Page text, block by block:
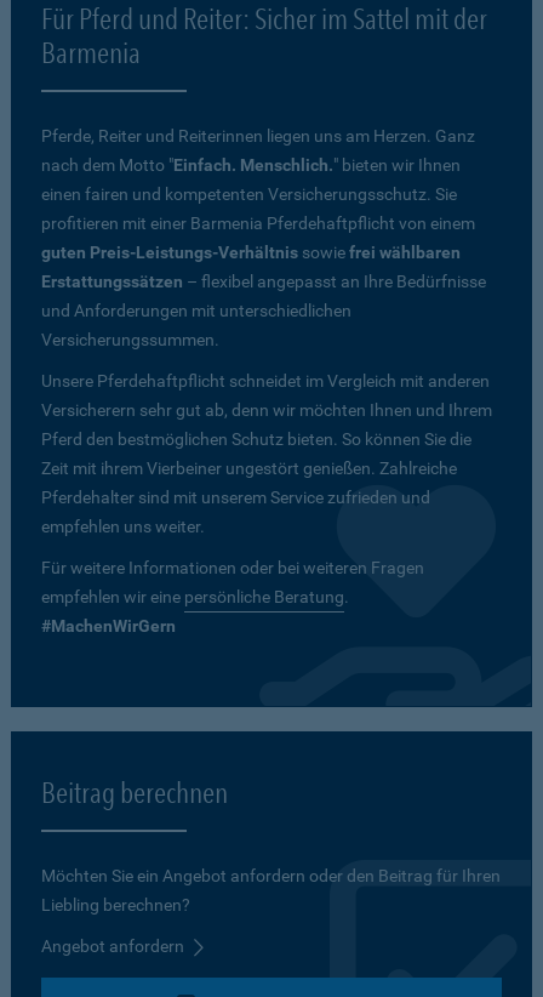
Für Pferd und Reiter: Sicher im Sattel mit der
Barmenia
Pferde, Reiter und Reiterinnen liegen uns am Herzen. Ganz
nach dem Motto "Einfach. Menschlich." bieten wir Ihnen
einen fairen und kompetenten Versicherungsschutz. Sie
profitieren mit einer Barmenia Pferdehaftpflicht von einem
guten Preis-Leistungs-Verhältnis sowiefrei wählbaren
Erstattungssätzen – flexibel angepasst an Ihre Bedürfnisse
und Anforderungen mit unterschiedlichen
Versicherungssummen.
Unsere Pferdehaftpflicht schneidet im Vergleich mit anderen
Versicherern sehr gut ab, denn wir möchten Ihnen und Ihrem
Pferd den bestmöglichen Schutz bieten. So können Sie die
Zeit mit ihrem Vierbeiner ungestört genießen. Zahlreiche
Pferdehalter sind mit unserem Service zufrieden und
empfehlen uns weiter.
Für weitere Informationen oder bei weiteren Fragen
empfehlen wir eine persönliche Beratung.
#MachenWirGern
Beitrag berechnen
Möchten Sie ein Angebot anfordern oder den Beitrag für Ihren
Liebling berechnen?
Angebot anfordern